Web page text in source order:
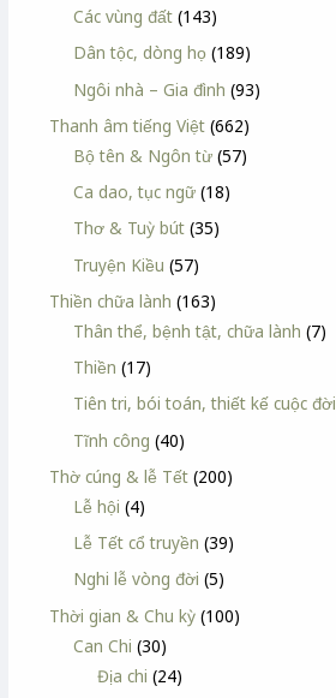
Các vùng đất (143)
Dân tộc, dòng họ (189)
Ngôi nhà – Gia đình (93)
Thanh âm tiếng Việt (662)
Bộ tên & Ngôn từ (57)
Ca dao, tục ngữ (18)
Thơ & Tuỳ bút (35)
Truyện Kiều (57)
Thiền chữa lành (163)
Thân thể, bệnh tật, chữa lành (7)
Thiền (17)
Tiên tri, bói toán, thiết kế cuộc đời
Tĩnh công (40)
Thờ cúng & lễ Tết (200)
Lễ hội (4)
Lễ Tết cổ truyền (39)
Nghi lễ vòng đời (5)
Thời gian & Chu kỳ (100)
Can Chi (30)
Địa chi (24)